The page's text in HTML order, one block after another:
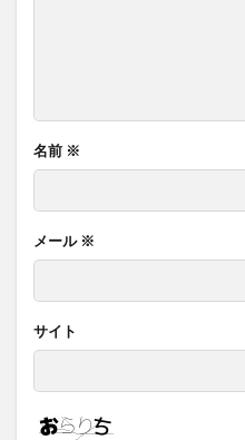
名前 ※
メール ※
サイト